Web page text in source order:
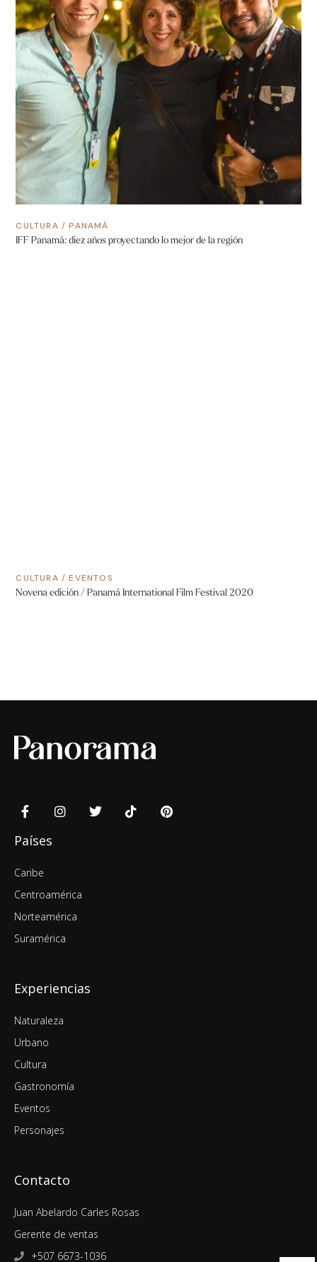
CULTURA /PANAMÁ
IFF Panamá: diez años proyectando lo mejor de la región
CULTURA /EVENTOS
Novena edición / Panamá International Film Festival 2020
Países
Caribe
Centroamérica
Norteamérica
Suramérica
Experiencias
Naturaleza
Urbano
Cultura
Gastronomía
Eventos
Personajes
Contacto
Juan Abelardo Carles Rosas
Gerente de ventas
+507 6673-1036